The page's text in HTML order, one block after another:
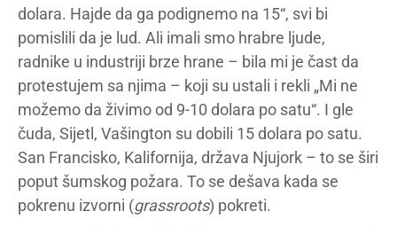
dolara. Hajde da ga podignemo na 15“, svi bi
pomislili da je lud. Ali imali smo hrabre ljude,
radnike u industriji brze hrane – bila mi je čast da
protestujem sa njima – koji su ustali i rekli „Mi ne
možemo da živimo od 9-10 dolara po satu“. I gle
čuda, Sijetl, Vašington su dobili 15 dolara po satu.
San Francisko, Kalifornija, država Njujork – to se širi
poput šumskog požara. To se dešava kada se
pokrenu izvorni (grassroots) pokreti.